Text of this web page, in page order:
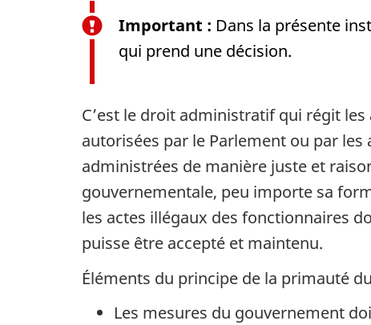
Important : Dans la présente
qui prend une décision.
C’est le droit administratif qui régit
autorisées par le Parlement ou par
administrées de manière juste et
gouvernementale, peu importe sa
les actes illégaux des fonctionnaires
puisse être accepté et maintenu.
Éléments du principe de la primauté
Les mesures du gouvernement